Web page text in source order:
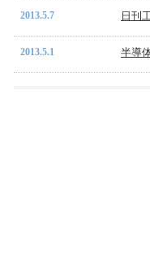
2013.5.7 日刊
2013.5.1 半導